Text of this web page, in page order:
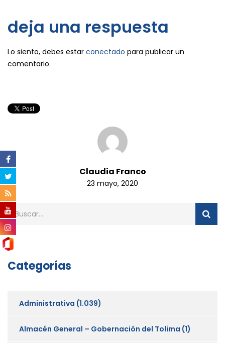
deja una respuesta
Lo siento, debes estar conectado para publicar un
comentario.
Claudia Franco
23 mayo, 2020
Categorías
Administrativa (1.039)
Almacén General – Gobernación del Tolima (1)